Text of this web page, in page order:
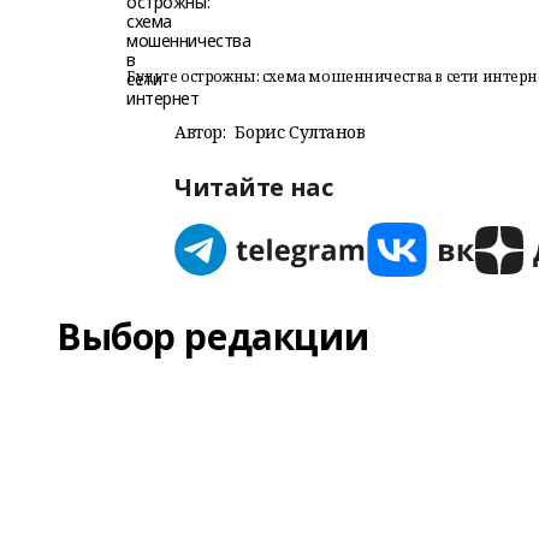
Будьте острожны: схема мошенничества в сети
Автор: Борис Султанов
Читайте нас
Выбор редакции